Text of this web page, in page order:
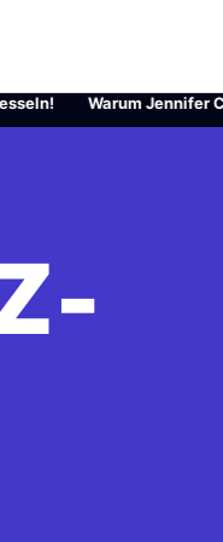
· Warum Jennifer